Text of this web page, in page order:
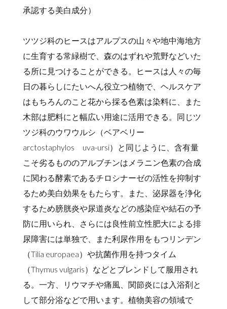
承認する美白成分）
ツツジ科のヒースはアルプスの山々や地中海地方
に生育する常緑樹で、森のはずれや荒野などいた
る所に見つけることができる。ヒースは人々の毎
日の暮らしにたいへん役立つ植物で、ヘルスケア
はもちろんのこと花から採る色素は染料に、また
木部は肥料にと幅広い用途に活用できる。同じツ
ツジ科のウワウルシ（ベアベリー
arctostaphylos uva-ursi）と同じように、含有量
こそ劣るもののアルブチンはメラニン色素の合成
に関わる酵素であるチロシナーゼの活性を抑制す
るため美白効果をもたらす。また、泌尿器を浄化
するため膀胱炎や尿道炎などの感染症や結石の予
防に用いられ、さらには良性前立性肥大による排
尿障害には単独で、また利尿作用をもつリンデン
（Tilia europaea）や抗菌作用を持つタイム
（Thymus vulgaris）などとブレンドして服用され
る。一方、リウマチや痛風、関節炎には入浴剤と
して部分浴などで用います。植物美容の領域で